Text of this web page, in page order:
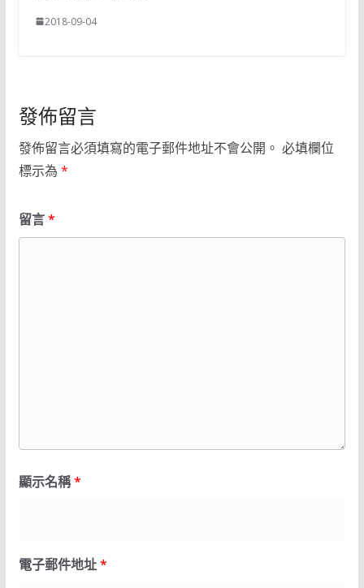
2018-09-04
發佈留言
發佈留言必須填寫的電子郵件地址不會公開。 必填欄位
標示為 *
留言*
顯示名稱*
電子郵件地址*